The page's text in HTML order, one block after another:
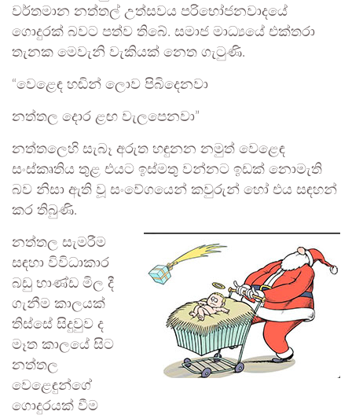
වර්තමාන නත්තල් උත්සවය පරිභෝජනවාදයේ
ගොදුරක් බවට පත්ව තිබේ. සමාජ මාධ්‍යයේ එක්තරා
තැනක මෙවැනි වැකියක් නෙත ගැටුණි.
“වෙළෙඳ හඬින් ලොව පිබිදෙනවා
නත්තල දොර ළඟ වැලපෙනවා”
නත්තලෙහි සැබෑ අරුත හඳුනන නමුත් වෙළෙඳ
සංස්කෘතිය තුළ එයට ඉස්මතු වන්නට ඉඩක් නොමැති
බව නිසා ඇති වූ සංවේගයෙන් කවුරුන් හෝ එය සඳහන්
කර තිබුණි.
නත්තල සැමරීම
සඳහා විවිධාකාර
බඩු භාණ්ඩ මිල දී
ගැනීම කාලයක්
තිස්සේ සිදුවුව ද
මෑත කාලයේ සිට
නත්තල
වෙළෙඳුන්ගේ
ගොදුරයක් වීම